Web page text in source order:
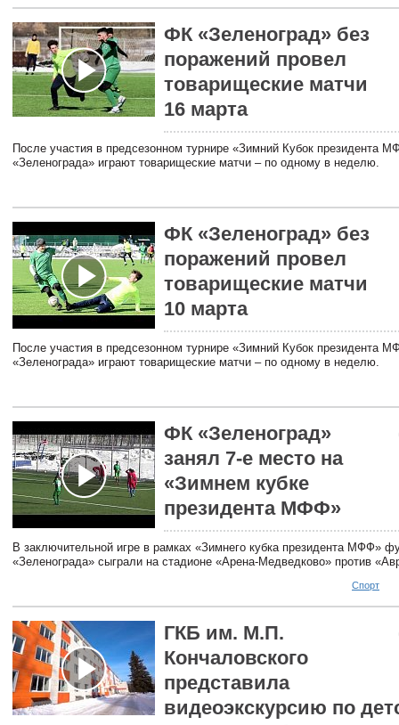
ФК «Зеленоград» без
поражений провел
товарищеские матчи
16 марта
После участия в предсезонном турнире «Зимний Кубок президента
«Зеленограда» играют товарищеские матчи – по одному в неделю.
ФК «Зеленоград» без
поражений провел
товарищеские матчи
10 марта
После участия в предсезонном турнире «Зимний Кубок президента
«Зеленограда» играют товарищеские матчи – по одному в неделю.
ФК «Зеленоград»
занял 7-е место на
«Зимнем кубке
президента МФФ»
В заключительной игре в рамках «Зимнего кубка президента МФФ»
«Зеленограда» сыграли на стадионе «Арена-Медведково» против
Спорт
ГКБ им. М.П.
Кончаловского
представила
видеоэкскурсию по